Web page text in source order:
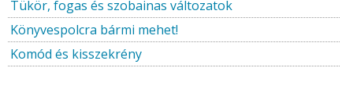
Tükör, fogas és szobainas változatok
Könyvespolcra bármi mehet!
Komód és kisszekrény